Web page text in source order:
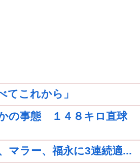
てこれから」
の事態 １４８キロ直球
マラー、福永に3連続適...